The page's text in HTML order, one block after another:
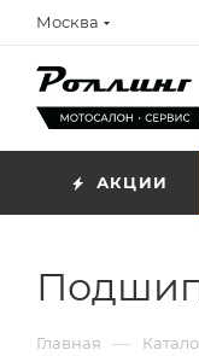
Москва
АКЦИИ
Главная —